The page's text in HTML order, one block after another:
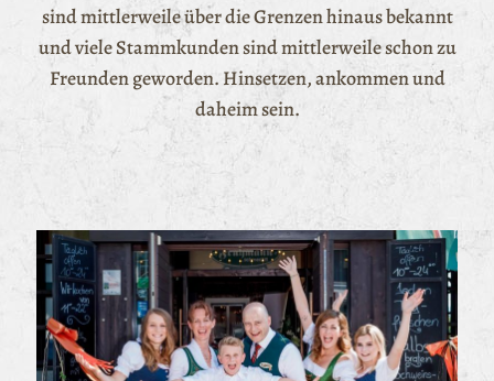
sind mittlerweile über die Grenzen hinaus bekannt
und viele Stammkunden sind mittlerweile schon zu
Freunden geworden. Hinsetzen, ankommen und
daheim sein.